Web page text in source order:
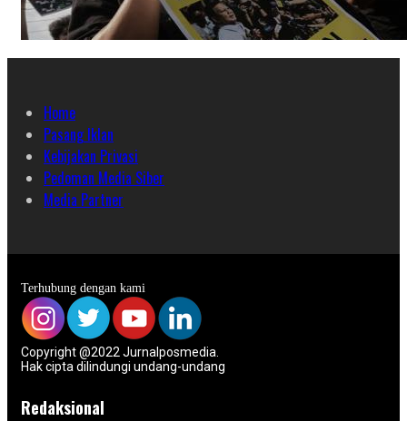
Home
Pasang Iklan
Kebijakan Privasi
Pedoman Media Siber
Media Partner
Terhubung dengan kami
Copyright @2022 Jurnalposmedia.
Hak cipta dilindungi undang-undang
Redaksional